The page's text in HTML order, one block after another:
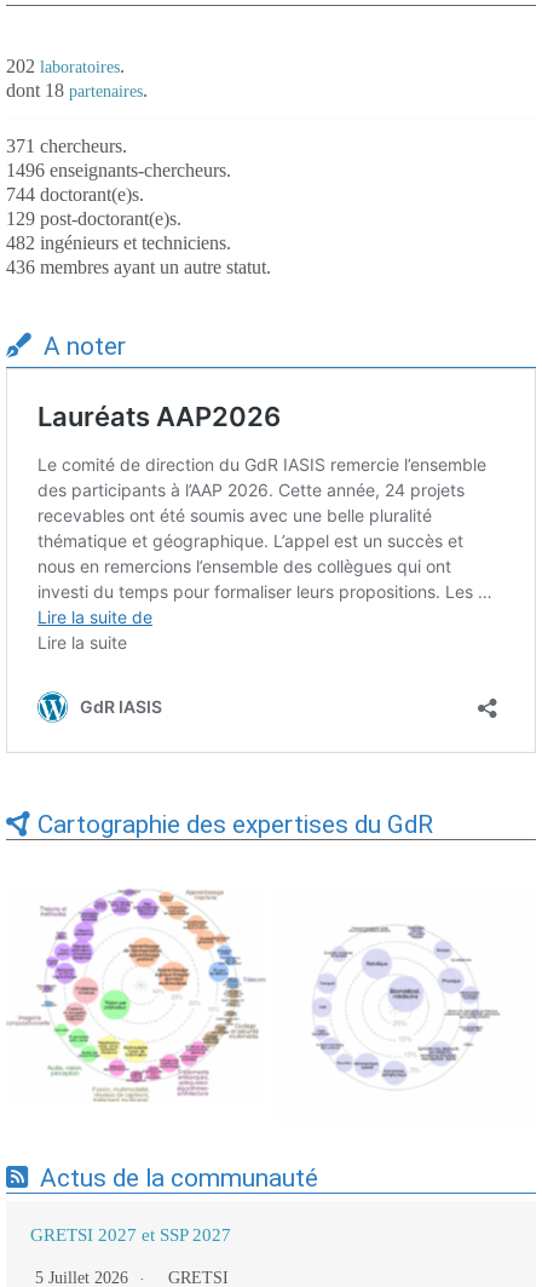
202 laboratoires.
dont 18 partenaires.
371 chercheurs.
1496 enseignants-chercheurs.
744 doctorant(e)s.
129 post-doctorant(e)s.
482 ingénieurs et techniciens.
436 membres ayant un autre statut.
A noter
Cartographie des expertises du GdR
Expertises du GdR -
cartographie par Axes -
19/09/2025
Expertises du GdR -
cartographie par mots-clés
applicatifs - 19/09/2025
Actus de la communauté
GRETSI 2027 et SSP 2027
5 Juillet 2026 GRETSI